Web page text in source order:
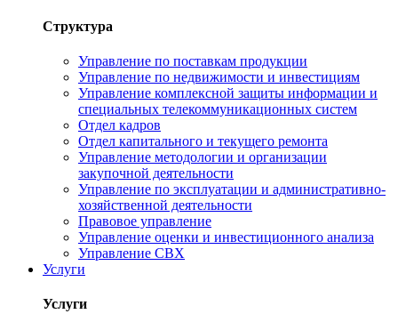
Структура
Управление по поставкам продукции
Управление по недвижимости и инвестициям
Управление комплексной защиты информации и
специальных телекоммуникационных систем
Отдел кадров
Отдел капитального и текущего ремонта
Управление методологии и организации
закупочной деятельности
Управление по эксплуатации и административно-
хозяйственной деятельности
Правовое управление
Управление оценки и инвестиционного анализа
Управление СВХ
Услуги
Услуги